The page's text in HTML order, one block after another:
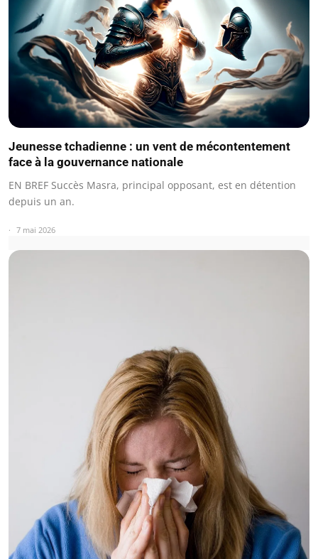
Jeunesse tchadienne : un vent de mécontentement
face à la gouvernance nationale
EN BREF Succès Masra, principal opposant, est en détention
depuis un an.
7 mai 2026